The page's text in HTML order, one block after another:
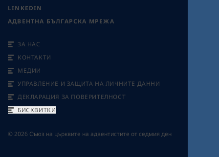
LINKEDIN
АДВЕНТНА БЪЛГАРСКА МРЕЖА
ЗА НАС
КОНТАКТИ
МЕДИИ
УПРАВЛЕНИЕ И ЗАЩИТА НА ЛИЧНИТЕ ДАННИ
ДЕКЛАРАЦИЯ ЗА ПОВЕРИТЕЛНОСТ
БИСКВИТКИ
©2026 Съюз на църквите на адвентистите от седмия ден